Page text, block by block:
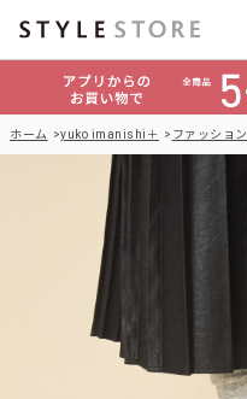
ホーム yuko imanishi＋ ファッション